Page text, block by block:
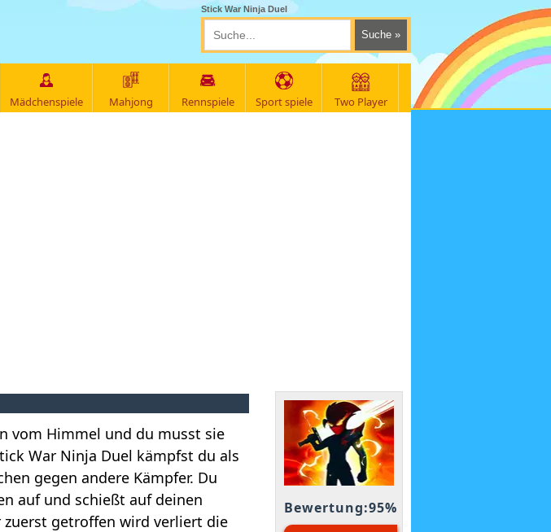
Stick War Ninja Duel
Mädchenspiele Mahjong Rennspiele Sport spiele Two Player
vom Himmel und du musst sie
War Ninja Duel kämpfst du als
gegen andere Kämpfer. Du
auf und schießt auf deinen
zuerst getroffen wird verliert die
Bewertung:95%